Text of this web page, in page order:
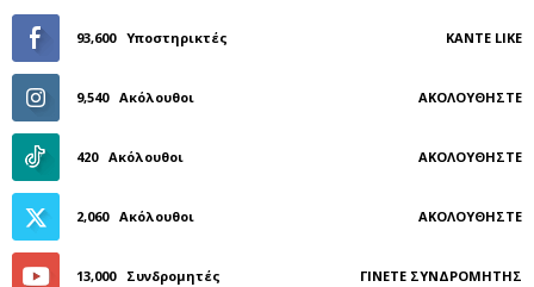
93,600 Υποστηρικτές ΚΆΝΤΕ LIKE
9,540 Ακόλουθοι ΑΚΟΛΟΥΘΉΣΤΕ
420 Ακόλουθοι ΑΚΟΛΟΥΘΉΣΤΕ
2,060 Ακόλουθοι ΑΚΟΛΟΥΘΉΣΤΕ
13,000 Συνδρομητές ΓΊΝΕΤΕ ΣΥΝΔΡΟΜΗΤΉΣ